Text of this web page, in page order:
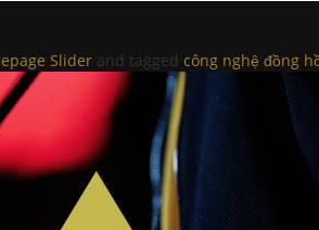
Slider and tagged công nghệ đồng